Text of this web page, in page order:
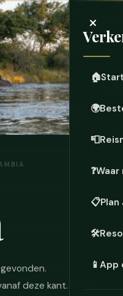
×
🏠
🌍
📮
❓
📋Plan
🛠️
📱 App
deze kant. En de